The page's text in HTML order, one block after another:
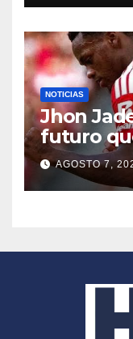
NOTICIAS
Jhon
futuro
AGOSTO 7,